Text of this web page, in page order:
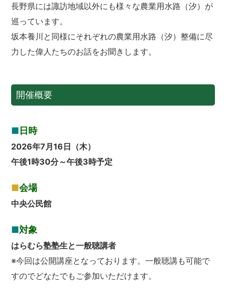
長野県には諏訪地域以外にも様々な農業用水路（汐）が
巡っています。
坂本養川と同様にそれぞれの農業用水路（汐）整備に尽
力した偉人たちのお話をお聞きします。
開催概要
■日時
2026年7月16日（木）
午後1時30分～午後3時予定
■会場
中央公民館
■対象
はらむら塾塾生と一般聴講者
※今回は公開講座となっております。一般聴講も可能で
すのでどなたでもご参加いただけます。